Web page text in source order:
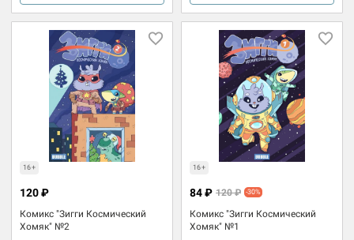
16+
Комикс "Зигги Космический
Хомяк" №2
120 ₽
16+
Комикс "Зигги Космический
Хомяк" №1
84 ₽ 120 ₽ -30%